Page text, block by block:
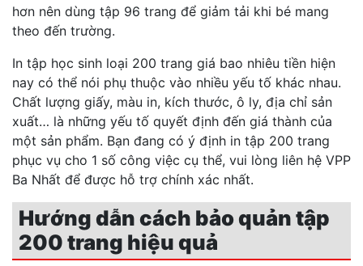
hơn nên dùng tập 96 trang để giảm tải khi bé mang
theo đến trường.
In tập học sinh loại 200 trang giá bao nhiêu tiền hiện
nay có thể nói phụ thuộc vào nhiều yếu tố khác nhau.
Chất lượng giấy, màu in, kích thước, ô ly, địa chỉ sản
xuất… là những yếu tố quyết định đến giá thành của
một sản phẩm. Bạn đang có ý định in tập 200 trang
phục vụ cho 1 số công việc cụ thể, vui lòng liên hệ VPP
Ba Nhất để được hỗ trợ chính xác nhất.
Hướng dẫn cách bảo quản tập
200 trang hiệu quả